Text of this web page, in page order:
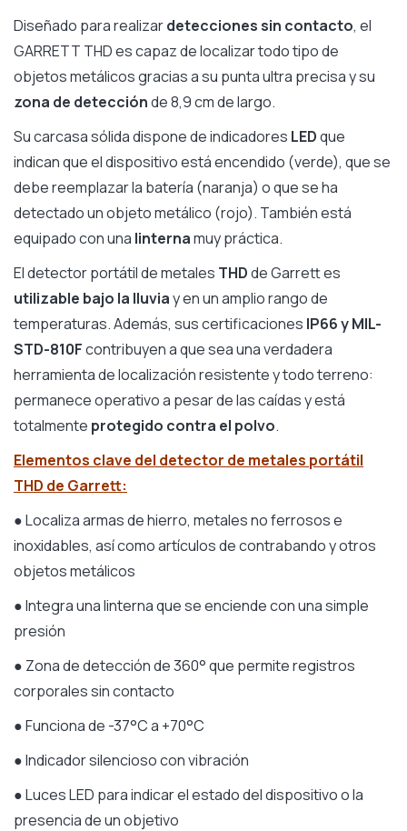
Diseñado para realizardetecciones sin contacto, el
GARRETT THD es capaz de localizar todo tipo de
objetos metálicos gracias a su punta ultra precisa y su
zona de detecciónde 8,9 cm de largo.
Su carcasa sólida dispone de indicadores LEDque
indican que el dispositivo está encendido (verde), que se
debe reemplazar la batería (naranja) o que se ha
detectado un objeto metálico (rojo). También está
equipado con una linternamuy práctica.
El detector portátil de metales THDde Garrett es
utilizable bajo la lluviay en un amplio rango de
temperaturas. Además, sus certificaciones IP66 y MIL-
STD-810Fcontribuyen a que sea una verdadera
herramienta de localización resistente y todo terreno:
permanece operativo a pesar de las caídas y está
totalmente protegido contra el polvo.
Elementos clave del detector de metales portátil
THD de Garrett:
● Localiza armas de hierro, metales no ferrosos e
inoxidables, así como artículos de contrabando y otros
objetos metálicos
● Integra una linterna que se enciende con una simple
presión
● Zona de detección de 360° que permite registros
corporales sin contacto
● Funciona de -37°C a +70°C
● Indicador silencioso con vibración
● Luces LED para indicar el estado del dispositivo o la
presencia de un objetivo